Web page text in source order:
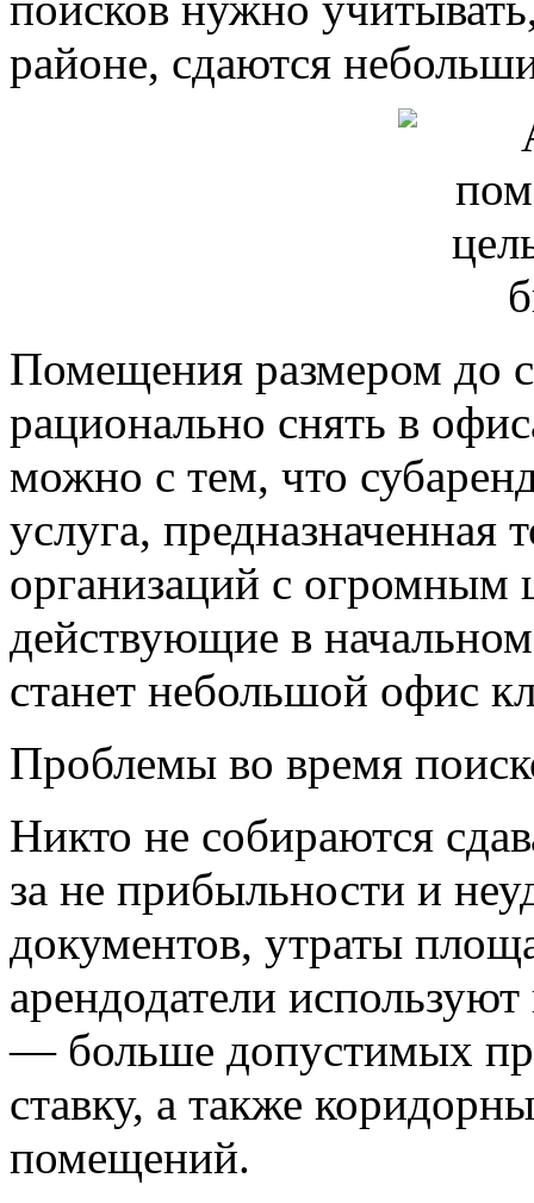
районе, сдаются
Помещения размером до
рационально снять в
можно с тем, что
услуга, предназначенная
организаций с
действующие в
станет небольшой офис
Проблемы во время
Никто не собираются
за не прибыльности и
документов, утраты
арендодатели
— больше допустимых
ставку, а также
помещений.